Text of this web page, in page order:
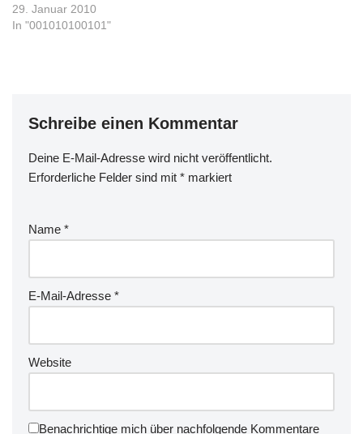
gestartet - aber lest selbst.
Und unter alle, die die frohe
29. Januar 2010
In "001010100101"
Schreibe einen Kommentar
Deine E-Mail-Adresse wird nicht veröffentlicht.
Erforderliche Felder sind mit * markiert
Name *
E-Mail-Adresse *
Website
Benachrichtige mich über nachfolgende Kommentare